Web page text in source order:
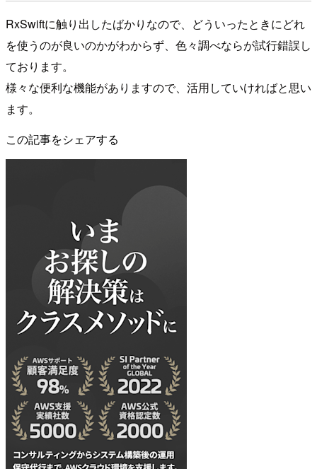
RxSwiftに触り出したばかりなので、どういったときにどれ
を使うのが良いのかがわからず、色々調べならが試行錯誤し
ております。
様々な便利な機能がありますので、活用していければと思い
ます。
この記事をシェアする